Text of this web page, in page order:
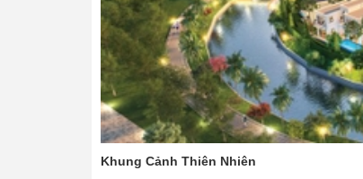
Khung Cảnh Thiên Nhiên